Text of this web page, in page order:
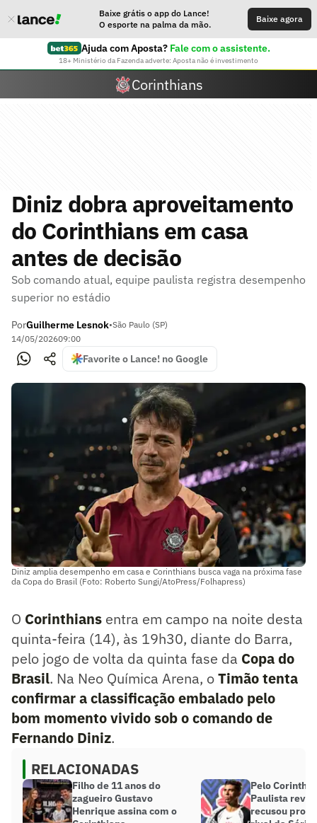
Baixe grátis o app do Lance!
O esporte na palma da mão.
Baixe agora
Ajuda com Aposta? Fale com o assistente.
18+ Ministério da Fazenda adverte: Aposta não é investimento
Corinthians
Diniz dobra aproveitamento
do Corinthians em casa
antes de decisão
Sob comando atual, equipe paulista registra desempenho
superior no estádio
PorGuilherme Lesnok•São Paulo (SP)
14/05/202609:00
Favorite o Lance! no Google
Diniz amplia desempenho em casa e Corinthians busca vaga na próxima fase
da Copa do Brasil (Foto: Roberto Sungi/AtoPress/Folhapress)
O Corinthians entra em campo na noite desta
quinta-feira (14), às 19h30, diante do Barra,
pelo jogo de volta da quinta fase da Copa do
Brasil. Na Neo Química Arena, oTimão tenta
confirmar a classificação embalado pelo
bom momento vivido sob o comando de
Fernando Diniz.
RELACIONADAS
Filho de 11 anos do
zagueiro Gustavo
Henrique assina com o
Pelo
Paulista
recusou